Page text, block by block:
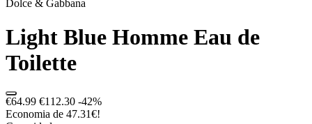
Dolce & Gabbana
Light Blue Homme Eau de
Toilette
€64.99 €112.30 -42%
Economia de 47.31€!